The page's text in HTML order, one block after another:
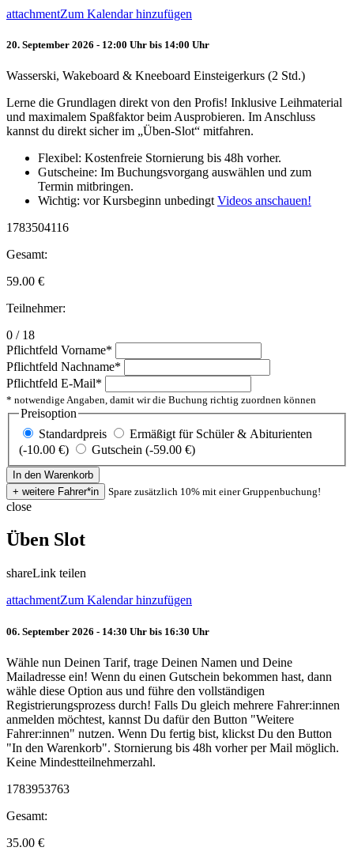
attachmentZum Kalendar hinzufügen
20. September 2026 - 12:00 Uhr bis 14:00 Uhr
Wasserski, Wakeboard & Kneeboard Einsteigerkurs (2 Std.)
Lerne die Grundlagen direkt von den Profis! Inklusive Leihmaterial
und maximalem Spaßfaktor beim Ausprobieren. Im Anschluss
kannst du direkt sicher im „Üben-Slot“ mitfahren.
Flexibel: Kostenfreie Stornierung bis 48h vorher.
Gutscheine: Im Buchungsvorgang auswählen und zum
Termin mitbringen.
Wichtig: vor Kursbeginn unbedingt Videos anschauen!
1783504116
Gesamt:
59.00 €
Teilnehmer:
0 / 18
Pflichtfeld Vorname*
Pflichtfeld Nachname*
Pflichtfeld E-Mail*
* notwendige Angaben, damit wir die Buchung richtig zuordnen können
Preisoption
Standardpreis
Ermäßigt für Schüler & Abiturienten
(-10.00 €)
Gutschein (-59.00 €)
Spare zusätzlich 10% mit einer Gruppenbuchung!
close
Üben Slot
shareLink teilen
attachmentZum Kalendar hinzufügen
06. September 2026 - 14:30 Uhr bis 16:30 Uhr
Wähle nun Deinen Tarif, trage Deinen Namen und Deine
Mailadresse ein! Wenn du einen Gutschein bekommen hast, dann
wähle diese Option aus und führe den vollständigen
Registrierungsprozess durch! Falls Du gleich mehrere Fahrer:innen
anmelden möchtest, kannst Du dafür den Button "Weitere
Fahrer:innen" nutzen. Wenn Du fertig bist, klickst Du den Button
"In den Warenkorb". Stornierung bis 48h vorher per Mail möglich.
Keine Mindestteilnehmerzahl.
1783953763
Gesamt:
35.00 €